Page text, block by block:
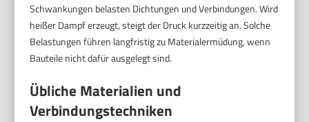
Schwankungen belasten Dichtungen und Verbindungen. Wird
heißer Dampf erzeugt, steigt der Druck kurzzeitig an. Solche
Belastungen führen langfristig zu Materialermüdung, wenn
Bauteile nicht dafür ausgelegt sind.
Übliche Materialien und
Verbindungstechniken